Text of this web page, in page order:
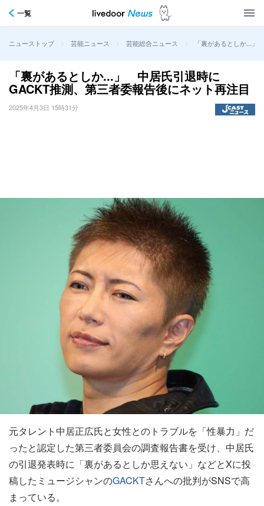
一覧
ニューストップ > 芸能ニュース > 芸能総合ニュース > 「裏があるとしか...
「裏があるとしか...」 中居氏引退時に
GACKT推測、第三者委報告後にネット再注目
2025年4月3日 15時31分
元タレント中居正広氏と女性とのトラブルを「性暴力」だ
ったと認定した第三者委員会の調査報告書を受け、中居氏
の引退発表時に「裏があるとしか思えない」などとXに投
稿したミュージシャンのGACKTさんへの批判がSNSで高
まっている。